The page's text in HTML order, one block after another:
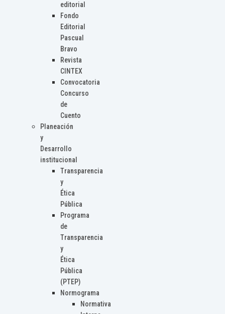
editorial
Fondo
Editorial
Pascual
Bravo
Revista
CINTEX
Convocatoria
Concurso
de
Cuento
Planeación
y
Desarrollo
institucional
Transparencia
y
Ética
Pública
Programa
de
Transparencia
y
Ética
Pública
(PTEP)
Normograma
Normativa